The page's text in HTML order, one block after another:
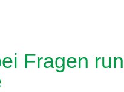
Fragen